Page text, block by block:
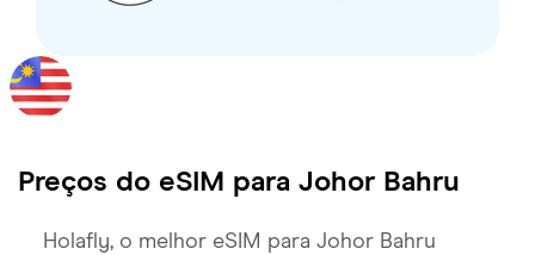
Preços do eSIM para Johor Bahru
Holafly, o melhor eSIM para Johor Bahru